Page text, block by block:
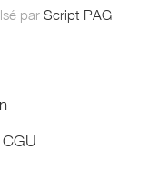
par Script PAG